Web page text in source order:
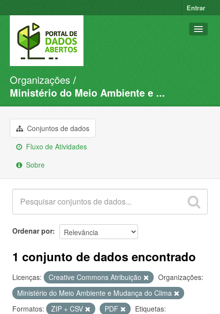
Entrar
Conjuntos de dados
Organizações
Sobre
Organizações
Ministério do Meio Ambiente e ...
Conjuntos de dados
Fluxo de Atividades
Sobre
Ordenar por
1 conjunto de dados encontrado
Licenças: Creative Commons Atribuição
Organizações:
Ministério do Meio Ambiente e Mudança do Clima
Formatos:
ZIP + CSV PDF
Etiquetas: